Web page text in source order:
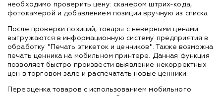
необходимо проверить цену: сканером штрих-кода,
фотокамерой и добавлением позиции вручную из списка.
После проверки позиций, товары с неверными ценами
выгружаются в информационную систему предприятия в
обработку "Печать этикеток и ценников". Также возможна
печать ценника на мобильном принтере. Данная функция
позволяет быстро произвести выявление некорректных
цен в торговом зале и распечатать новые ценники.
Переоценка товаров с использованием мобильного